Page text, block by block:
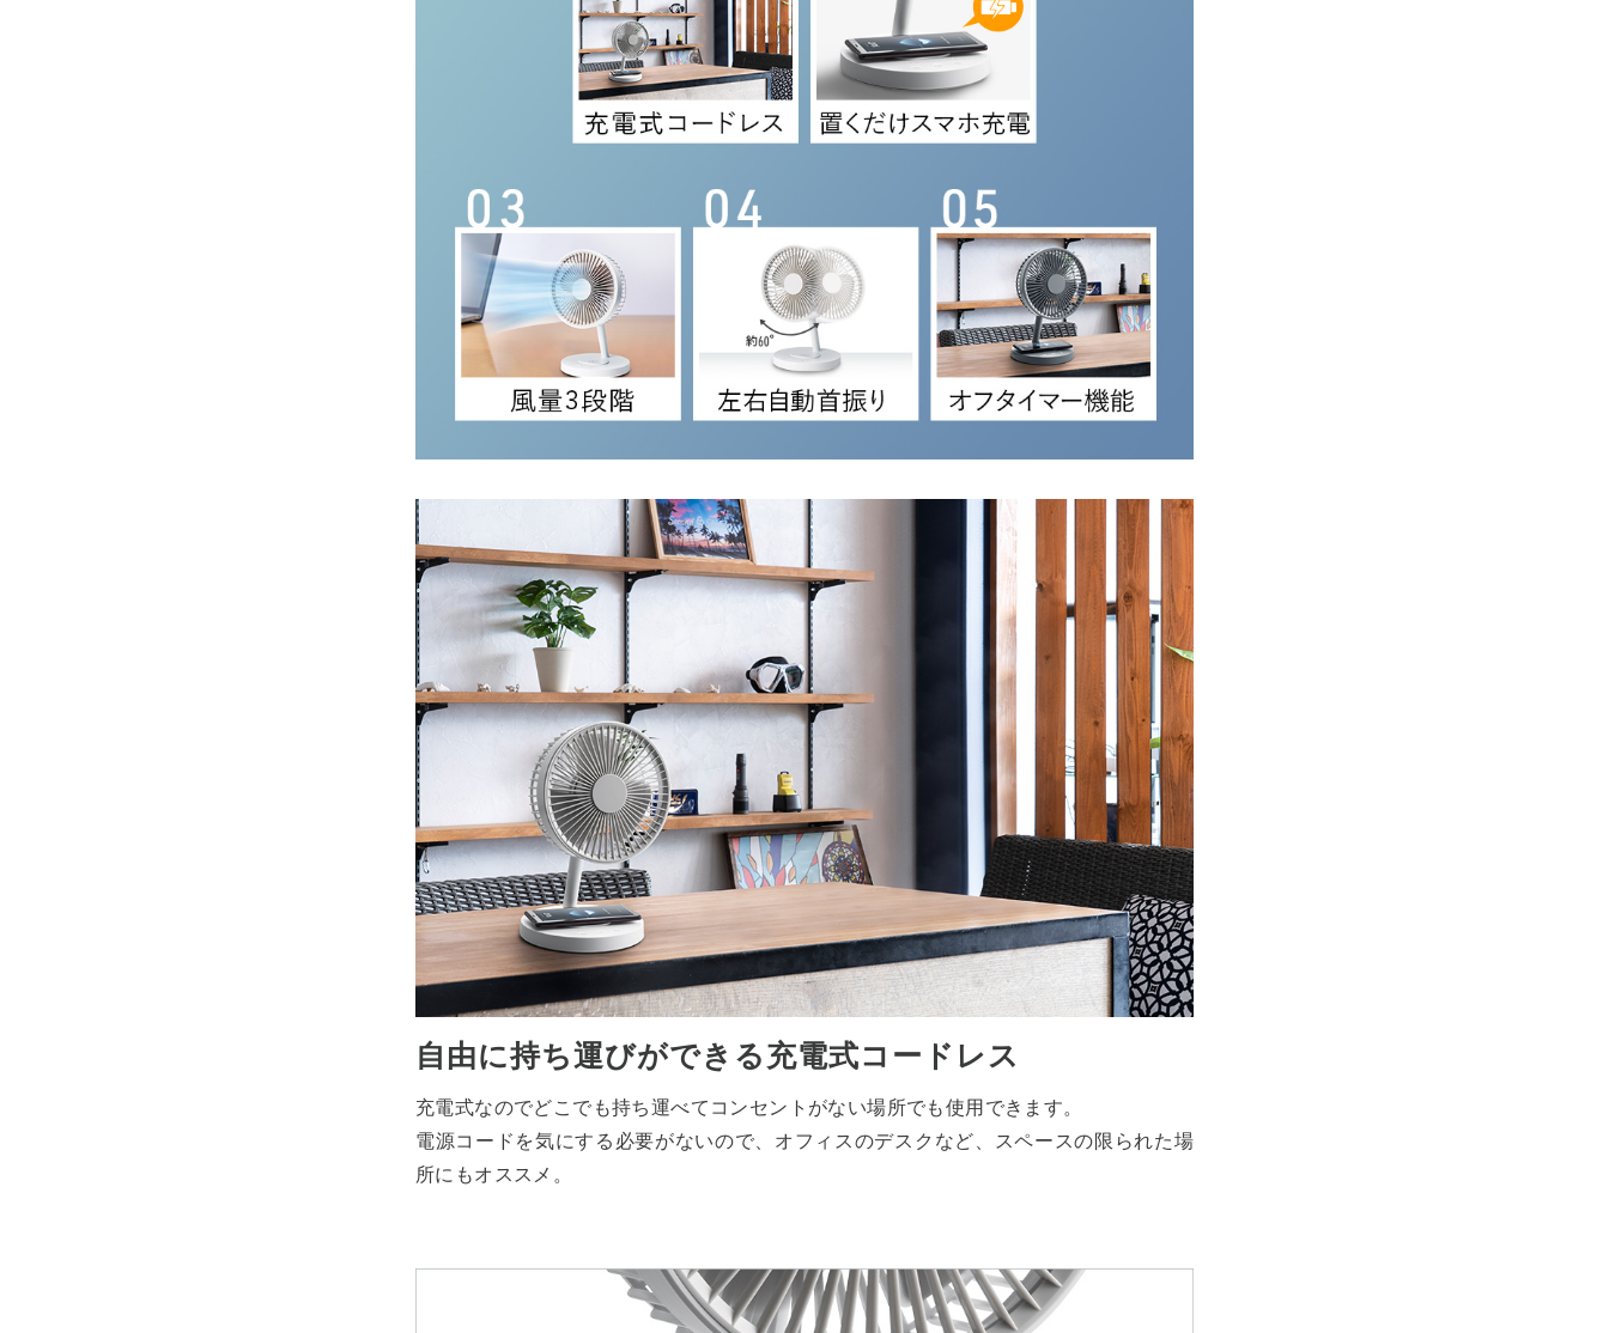
自由に持ち運びができる充電式コードレス
充電式なのでどこでも持ち運べてコンセントがない場所でも使用できます。
電源コードを気にする必要がないので、オフィスのデスクなど、スペースの限られた場
所にもオススメ。